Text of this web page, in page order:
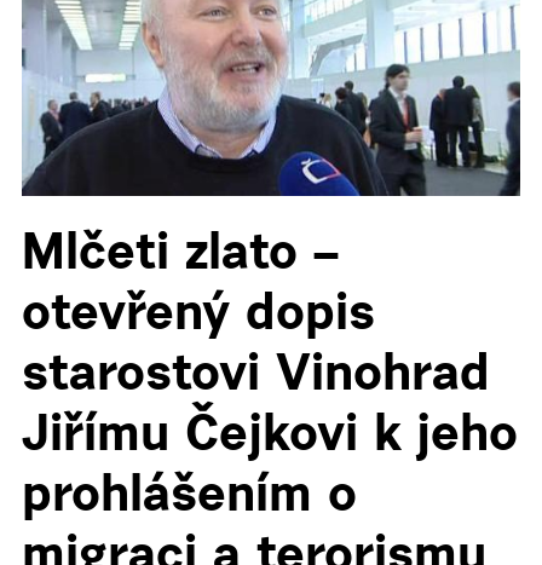
Mlčeti zlato –
otevřený dopis
starostovi Vinohrad
Jiřímu Čejkovi k jeho
prohlášením o
migraci a terorismu